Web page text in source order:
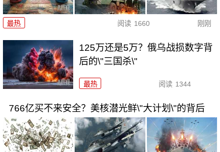
最热 阅读 1660 刚刚
125万还是5万？俄乌战损数字背
后的\"三国杀\"
最热 阅读 1344
766亿买不来安全？美核潜光鲜\"大计划\"的背后